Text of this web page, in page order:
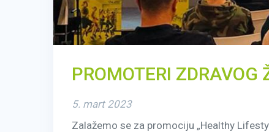
PROMOTERI ZDRAVOG
5. mart 2023
Zalažemo se za promociju „Healthy